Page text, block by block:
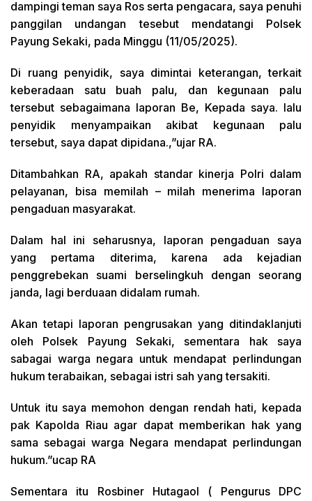
dampingi teman saya Ros serta pengacara, saya penuhi
panggilan undangan tesebut mendatangi Polsek
Payung Sekaki, pada Minggu (11/05/2025).
Di ruang penyidik, saya dimintai keterangan, terkait
keberadaan satu buah palu, dan kegunaan palu
tersebut sebagaimana laporan Be, Kepada saya. lalu
penyidik menyampaikan akibat kegunaan palu
tersebut, saya dapat dipidana.,”ujar RA.
Ditambahkan RA, apakah standar kinerja Polri dalam
pelayanan, bisa memilah – milah menerima laporan
pengaduan masyarakat.
Dalam hal ini seharusnya, laporan pengaduan saya
yang pertama diterima, karena ada kejadian
penggrebekan suami berselingkuh dengan seorang
janda, lagi berduaan didalam rumah.
Akan tetapi laporan pengrusakan yang ditindaklanjuti
oleh Polsek Payung Sekaki, sementara hak saya
sabagai warga negara untuk mendapat perlindungan
hukum terabaikan, sebagai istri sah yang tersakiti.
Untuk itu saya memohon dengan rendah hati, kepada
pak Kapolda Riau agar dapat memberikan hak yang
sama sebagai warga Negara mendapat perlindungan
hukum.”ucap RA
Sementara itu Rosbiner Hutagaol ( Pengurus DPC